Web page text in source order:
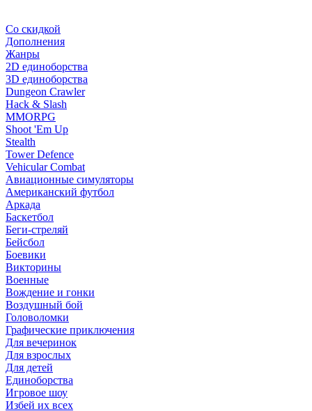
Со скидкой
Дополнения
Жанры
2D единоборства
3D единоборства
Dungeon Crawler
Hack & Slash
MMORPG
Shoot 'Em Up
Stealth
Tower Defence
Vehicular Combat
Авиационные симуляторы
Американский футбол
Аркада
Баскетбол
Беги-стреляй
Бейсбол
Боевики
Викторины
Военные
Вождение и гонки
Воздушный бой
Головоломки
Графические приключения
Для вечеринок
Для взрослых
Для детей
Единоборства
Игровое шоу
Избей их всех